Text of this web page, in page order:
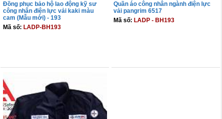
Đồng phục bảo hộ lao động kỹ sư
công nhân điện lực vải kaki màu
cam (Mẫu mới) - 193
Mã số: LADP-BH193
Quần áo công nhân ngành điện lực
vải pangrim 6517
Mã số: LADP - BH193